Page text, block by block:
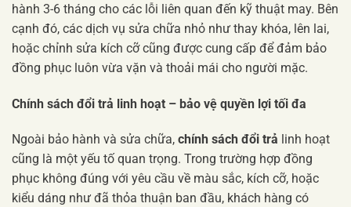
hành 3-6 tháng cho các lỗi liên quan đến kỹ thuật may. Bên
cạnh đó, các dịch vụ sửa chữa nhỏ như thay khóa, lên lai,
hoặc chỉnh sửa kích cỡ cũng được cung cấp để đảm bảo
đồng phục luôn vừa vặn và thoải mái cho người mặc.
Chính sách đổi trả linh hoạt – bảo vệ quyền lợi tối đa
Ngoài bảo hành và sửa chữa, chính sách đổi trả linh hoạt
cũng là một yếu tố quan trọng. Trong trường hợp đồng
phục không đúng với yêu cầu về màu sắc, kích cỡ, hoặc
kiểu dáng như đã thỏa thuận ban đầu, khách hàng có